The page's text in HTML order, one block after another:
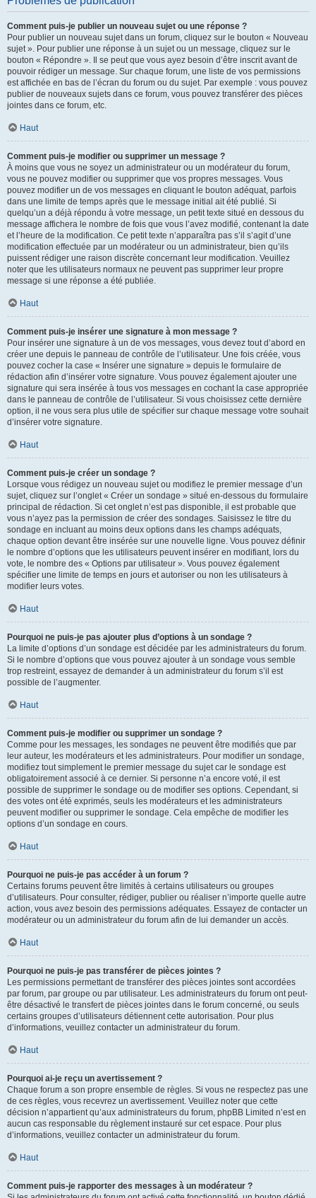
Comment puis-je publier un nouveau sujet ou une réponse ?
Pour publier un nouveau sujet dans un forum, cliquez sur le bouton « Nouveau
sujet ». Pour publier une réponse à un sujet ou un message, cliquez sur le
bouton « Répondre ». Il se peut que vous ayez besoin d’être inscrit avant de
pouvoir rédiger un message. Sur chaque forum, une liste de vos permissions
est affichée en bas de l’écran du forum ou du sujet. Par exemple : vous pouvez
publier de nouveaux sujets dans ce forum, vous pouvez transférer des pièces
jointes dans ce forum, etc.
Haut
Comment puis-je modifier ou supprimer un message ?
À moins que vous ne soyez un administrateur ou un modérateur du forum,
vous ne pouvez modifier ou supprimer que vos propres messages. Vous
pouvez modifier un de vos messages en cliquant le bouton adéquat, parfois
dans une limite de temps après que le message initial ait été publié. Si
quelqu’un a déjà répondu à votre message, un petit texte situé en dessous du
message affichera le nombre de fois que vous l’avez modifié, contenant la date
et l’heure de la modification. Ce petit texte n’apparaîtra pas s’il s’agit d’une
modification effectuée par un modérateur ou un administrateur, bien qu’ils
puissent rédiger une raison discrète concernant leur modification. Veuillez
noter que les utilisateurs normaux ne peuvent pas supprimer leur propre
message si une réponse a été publiée.
Haut
Comment puis-je insérer une signature à mon message ?
Pour insérer une signature à un de vos messages, vous devez tout d’abord en
créer une depuis le panneau de contrôle de l’utilisateur. Une fois créée, vous
pouvez cocher la case « Insérer une signature » depuis le formulaire de
rédaction afin d’insérer votre signature. Vous pouvez également ajouter une
signature qui sera insérée à tous vos messages en cochant la case appropriée
dans le panneau de contrôle de l’utilisateur. Si vous choisissez cette dernière
option, il ne vous sera plus utile de spécifier sur chaque message votre souhait
d’insérer votre signature.
Haut
Comment puis-je créer un sondage ?
Lorsque vous rédigez un nouveau sujet ou modifiez le premier message d’un
sujet, cliquez sur l’onglet « Créer un sondage » situé en-dessous du formulaire
principal de rédaction. Si cet onglet n’est pas disponible, il est probable que
vous n’ayez pas la permission de créer des sondages. Saisissez le titre du
sondage en incluant au moins deux options dans les champs adéquats,
chaque option devant être insérée sur une nouvelle ligne. Vous pouvez définir
le nombre d’options que les utilisateurs peuvent insérer en modifiant, lors du
vote, le nombre des « Options par utilisateur ». Vous pouvez également
spécifier une limite de temps en jours et autoriser ou non les utilisateurs à
modifier leurs votes.
Haut
Pourquoi ne puis-je pas ajouter plus d’options à un sondage ?
La limite d’options d’un sondage est décidée par les administrateurs du forum.
Si le nombre d’options que vous pouvez ajouter à un sondage vous semble
trop restreint, essayez de demander à un administrateur du forum s’il est
possible de l’augmenter.
Haut
Comment puis-je modifier ou supprimer un sondage ?
Comme pour les messages, les sondages ne peuvent être modifiés que par
leur auteur, les modérateurs et les administrateurs. Pour modifier un sondage,
modifiez tout simplement le premier message du sujet car le sondage est
obligatoirement associé à ce dernier. Si personne n’a encore voté, il est
possible de supprimer le sondage ou de modifier ses options. Cependant, si
des votes ont été exprimés, seuls les modérateurs et les administrateurs
peuvent modifier ou supprimer le sondage. Cela empêche de modifier les
options d’un sondage en cours.
Haut
Pourquoi ne puis-je pas accéder à un forum ?
Certains forums peuvent être limités à certains utilisateurs ou groupes
d’utilisateurs. Pour consulter, rédiger, publier ou réaliser n’importe quelle autre
action, vous avez besoin des permissions adéquates. Essayez de contacter un
modérateur ou un administrateur du forum afin de lui demander un accès.
Haut
Pourquoi ne puis-je pas transférer de pièces jointes ?
Les permissions permettant de transférer des pièces jointes sont accordées
par forum, par groupe ou par utilisateur. Les administrateurs du forum ont peut-
être désactivé le transfert de pièces jointes dans le forum concerné, ou seuls
certains groupes d’utilisateurs détiennent cette autorisation. Pour plus
d’informations, veuillez contacter un administrateur du forum.
Haut
Pourquoi ai-je reçu un avertissement ?
Chaque forum a son propre ensemble de règles. Si vous ne respectez pas une
de ces règles, vous recevrez un avertissement. Veuillez noter que cette
décision n’appartient qu’aux administrateurs du forum, phpBB Limited n’est en
aucun cas responsable du règlement instauré sur cet espace. Pour plus
d’informations, veuillez contacter un administrateur du forum.
Haut
Comment puis-je rapporter des messages à un modérateur ?